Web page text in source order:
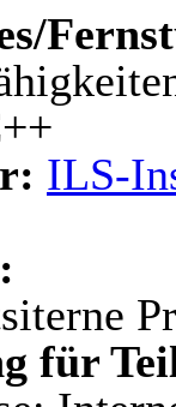
ILS-
für